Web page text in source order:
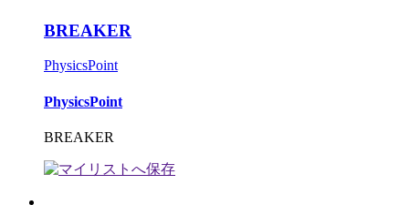
BREAKER
PhysicsPoint
PhysicsPoint
BREAKER